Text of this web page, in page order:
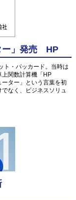
ー」発売 HP
ト・パッカード。当時は
関数計算機「HP
ター」という言葉を初
なく、ビジネスソリュ